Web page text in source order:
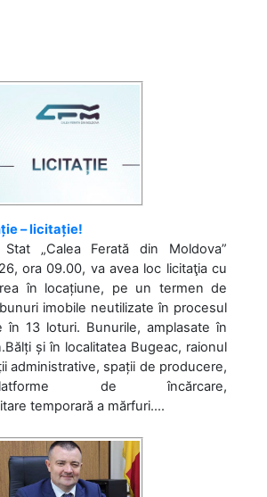
– licitație!
„Calea Ferată din Moldova”
ora 09.00, va avea loc licitaţia cu
în locațiune, pe un termen de
imobile neutilizate în procesul
în 13 loturi. Bunurile, amplasate în
și în localitatea Bugeac, raionul
administrative, spații de producere,
de încărcare,
temporară a mărfuri....